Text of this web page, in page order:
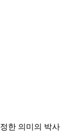
한 의미의 박사